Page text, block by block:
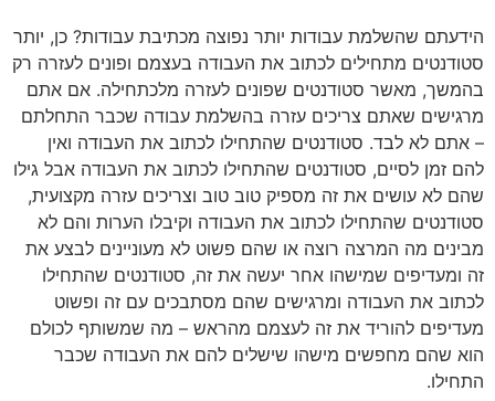
הידעתם שהשלמת עבודות יותר נפוצה מכתיבת עבודות? כן, יותר
סטודנטים מתחילים לכתוב את העבודה בעצמם ופונים לעזרה רק
בהמשך, מאשר סטודנטים שפונים לעזרה מלכתחילה. אם אתם
מרגישים שאתם צריכים עזרה בהשלמת עבודה שכבר התחלתם
– אתם לא לבד. סטודנטים שהתחילו לכתוב את העבודה ואין
להם זמן לסיים, סטודנטים שהתחילו לכתוב את העבודה אבל גילו
שהם לא עושים את זה מספיק טוב טוב וצריכים עזרה מקצועית,
סטודנטים שהתחילו לכתוב את העבודה וקיבלו הערות והם לא
מבינים מה המרצה רוצה או שהם פשוט לא מעוניינים לבצע את
זה ומעדיפים שמישהו אחר יעשה את זה, סטודנטים שהתחילו
לכתוב את העבודה ומרגישים שהם מסתבכים עם זה ופשוט
מעדיפים להוריד את זה לעצמם מהראש – מה שמשותף לכולם
הוא שהם מחפשים מישהו שישלים להם את העבודה שכבר
התחילו.